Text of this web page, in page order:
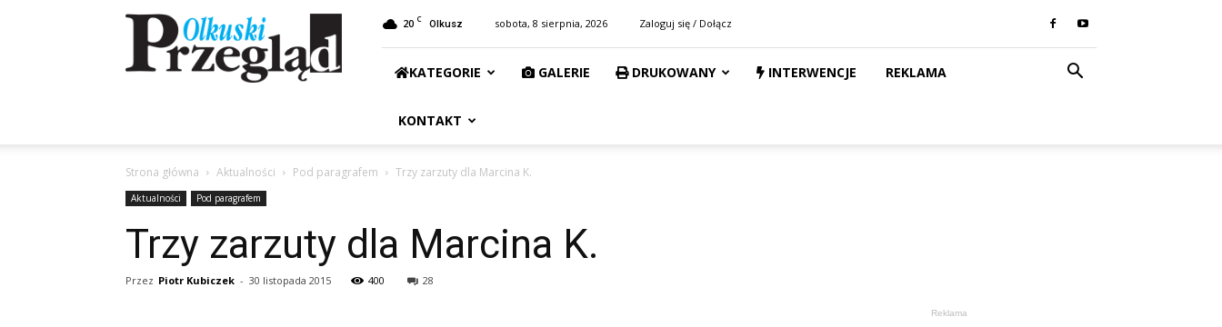
Przegląd
Olkuski
20 C Olkusz sobota, 8 sierpnia, 2026 Zaloguj się / Dołącz
KATEGORIE GALERIE DRUKOWANY INTERWENCJE REKLAMA
KONTAKT
Strona główna Aktualności Pod paragrafem Trzy zarzuty dla Marcina K.
Aktualności Pod paragrafem
Trzy zarzuty dla Marcina K.
Przez Piotr Kubiczek - 30 listopada 2015 400 28
Reklama